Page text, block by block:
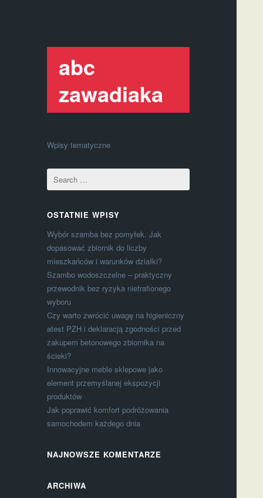
abc
zawadiaka
Wpisy tematyczne
OSTATNIE WPISY
Wybór szamba bez pomyłek. Jak
dopasować zbiornik do liczby
mieszkańców i warunków działki?
Szambo wodoszczelne – praktyczny
przewodnik bez ryzyka nietrafionego
wyboru
Czy warto zwrócić uwagę na higieniczny
atest PZH i deklaracją zgodności przed
zakupem betonowego zbiornika na
ścieki?
Innowacyjne meble sklepowe jako
element przemyślanej ekspozycji
produktów
Jak poprawić komfort podróżowania
samochodem każdego dnia
NAJNOWSZE KOMENTARZE
ARCHIWA